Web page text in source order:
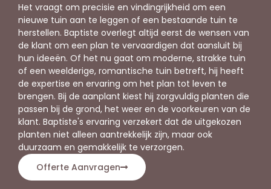
Het vraagt om precisie en vindingrijkheid om een
nieuwe tuin aan te leggen of een bestaande tuin te
herstellen. Baptiste overlegt altijd eerst de wensen van
de klant om een plan te vervaardigen dat aansluit bij
hun ideeën. Of het nu gaat om moderne, strakke tuin
of een weelderige, romantische tuin betreft, hij heeft
de expertise en ervaring om het plan tot leven te
brengen. Bij de aanplant kiest hij zorgvuldig planten die
passen bij de grond, het weer en de voorkeuren van de
klant. Baptiste's ervaring verzekert dat de uitgekozen
planten niet alleen aantrekkelijk zijn, maar ook
duurzaam en gemakkelijk te verzorgen.
Offerte Aanvragen